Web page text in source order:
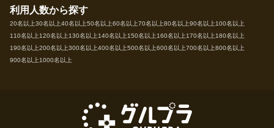
利用人数から探す
20名以上30名以上40名以上50名以上60名以上70名以上80名以上90名以上100名以上
110名以上120名以上130名以上140名以上150名以上160名以上170名以上180名以上
190名以上200名以上300名以上400名以上500名以上600名以上700名以上800名以上
900名以上1000名以上